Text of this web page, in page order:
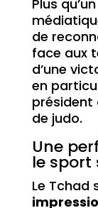
Plus
de
face aux
d’une
en
président
de judo.
Une
le sport
Le Tchad